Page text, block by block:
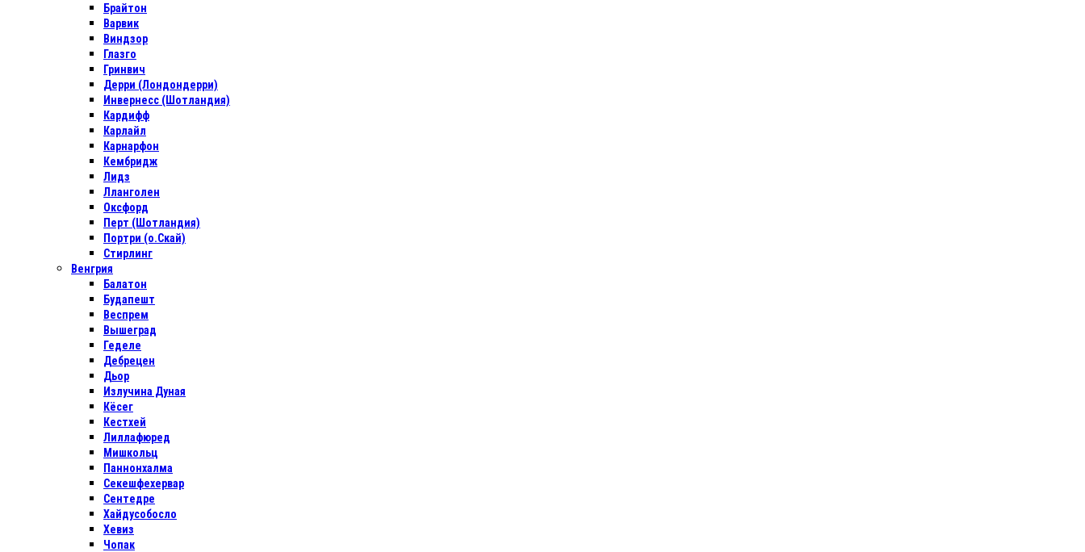
Брайтон
Варвик
Виндзор
Глазго
Гринвич
Дерри (Лондондерри)
Инвернесс (Шотландия)
Кардифф
Карлайл
Карнарфон
Кембридж
Лидз
Лланголен
Оксфорд
Перт (Шотландия)
Портри (о.Скай)
Стирлинг
Венгрия
Балатон
Будапешт
Веспрем
Вышеград
Геделе
Дебрецен
Дьор
Излучина Дуная
Кёсег
Кестхей
Лиллафюред
Мишкольц
Паннонхалма
Секешфехервар
Сентедре
Хайдусобосло
Хевиз
Чопак